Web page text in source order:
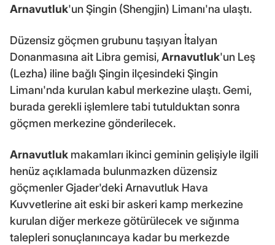
Arnavutluk'un Şingin (Shengjin) Limanı'na ulaştı.
Düzensiz göçmen grubunu taşıyan İtalyan
Donanmasına ait Libra gemisi,Arnavutluk'un Leş
(Lezha) iline bağlı Şingin ilçesindeki Şingin
Limanı'nda kurulan kabul merkezine ulaştı. Gemi,
burada gerekli işlemlere tabi tutulduktan sonra
göçmen merkezine gönderilecek.
Arnavutluk makamları ikinci geminin gelişiyle ilgili
henüz açıklamada bulunmazken düzensiz
göçmenler Gjader'deki Arnavutluk Hava
Kuvvetlerine ait eski bir askeri kamp merkezine
kurulan diğer merkeze götürülecek ve sığınma
talepleri sonuçlanıncaya kadar bu merkezde